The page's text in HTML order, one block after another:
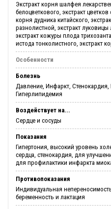
Экстракт корня шалфея
белоцветкового, экстракт
корня дудника китайского,
разнолистной, экстракт
экстракт кожуры плода
истода тонколистного, экстракт
Особенности
Болезнь
Давление, Инфаркт,
Гиперлипидемия
Воздействует на...
Сердце и сосуды
Показания
Гипертония, высокий уровень
сердца, стенокардия, для
для профилактики инфаркта
Противопоказания
Индивидуальная
беременность и лактация